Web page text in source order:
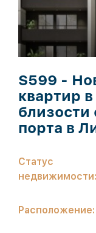
S599 -
квартир
порта в
Статус
недвижимости:
Расположение: